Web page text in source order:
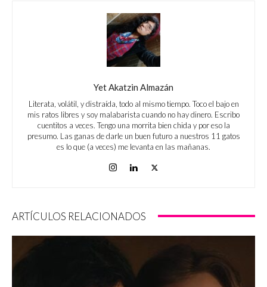
Yet Akatzin Almazán
Literata, volátil, y distraída, todo al mismo tiempo. Toco el bajo en
mis ratos libres y soy malabarista cuando no hay dinero. Escribo
cuentitos a veces. Tengo una morrita bien chida y por eso la
presumo. Las ganas de darle un buen futuro a nuestros 11 gatos
es lo que (a veces) me levanta en las mañanas.
ARTÍCULOS RELACIONADOS